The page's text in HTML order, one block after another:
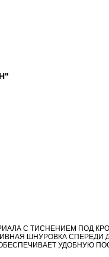
С ТИСНЕНИЕМ ПОД
ШНУРОВКА СПЕРЕДИ
УДОБНУЮ